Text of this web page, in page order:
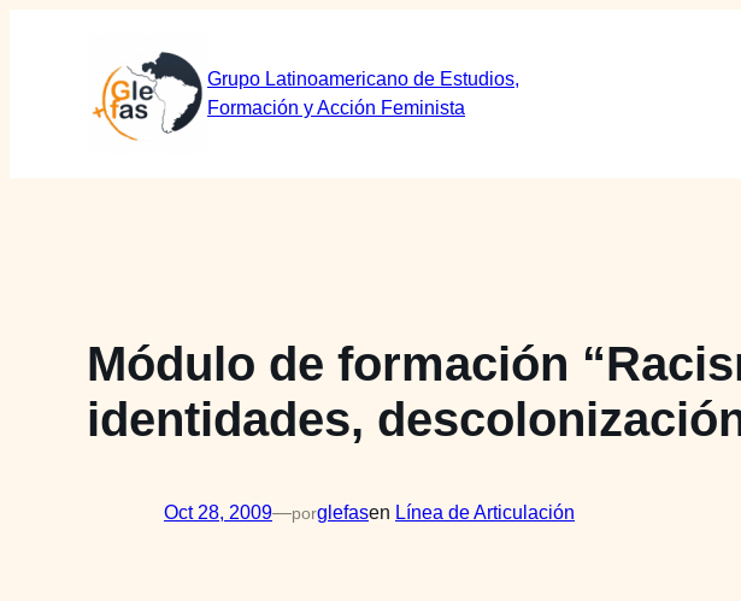
Grupo Latinoamericano de Estudios,
Formación y Acción Feminista
Módulo de formación
identidades,
Oct 28, 2009—porglefasen Línea de Articulación